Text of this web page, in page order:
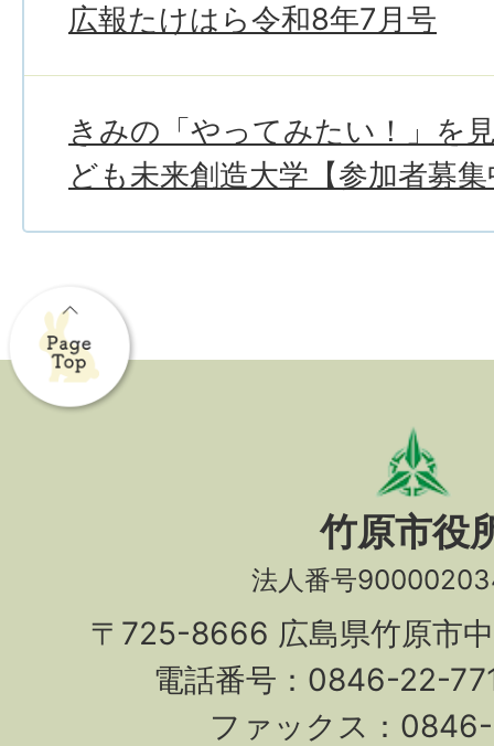
広報たけはら令和8年7月号
きみの「やってみたい！」を
ども未来創造大学【参加者募
竹原市役
法人番号
〒725-8666 広島県竹原市
電話番号：0846-22-
ファックス：